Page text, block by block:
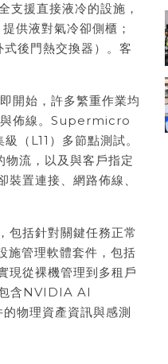
援直接液冷的設施，
供液對氣冷卻側櫃；
後門熱交換器）。客
開始，許多繁重作業均
與佈線。Supermicro
（L11）多節點測試。
流，以及與客戶指定
置連接、網路佈線、
包括針對關鍵任務正常
管理軟體套件，包括
裸機管理到多租戶
含NVIDIA AI
物理資產資訊與感測